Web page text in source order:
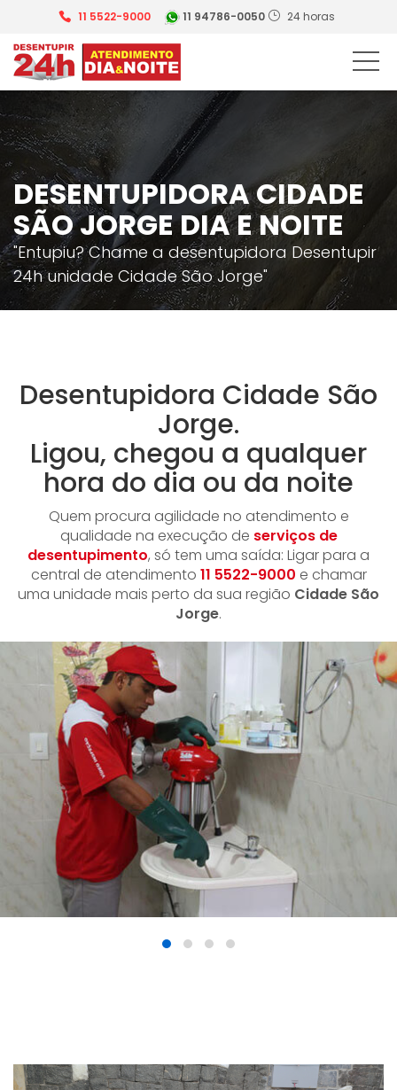
11 5522-9000 11 94786-0050 24 horas
DESENTUPIDORA CIDADE
SÃO JORGE DIA E NOITE
"Entupiu? Chame a desentupidora Desentupir
24h unidade Cidade São Jorge"
Desentupidora Cidade São
Jorge.
Ligou, chegou a qualquer
hora do dia ou da noite
Quem procura agilidade no atendimento e
qualidade na execução de serviços de
desentupimento, só tem uma saída: Ligar para a
central de atendimento 11 5522-9000 e chamar
uma unidade mais perto da sua região Cidade São
Jorge.